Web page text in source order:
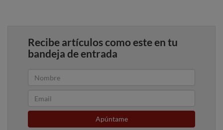
Recibe artículos como este en tu
bandeja de entrada
Apúntame